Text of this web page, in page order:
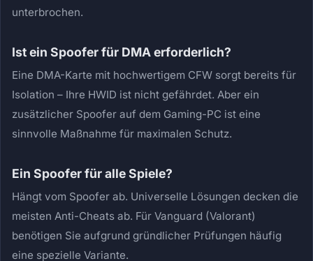
unterbrochen.
Ist ein Spoofer für DMA erforderlich?
Eine DMA-Karte mit hochwertigem CFW sorgt bereits für
Isolation – Ihre HWID ist nicht gefährdet. Aber ein
zusätzlicher Spoofer auf dem Gaming-PC ist eine
sinnvolle Maßnahme für maximalen Schutz.
Ein Spoofer für alle Spiele?
Hängt vom Spoofer ab. Universelle Lösungen decken die
meisten Anti-Cheats ab. Für Vanguard (Valorant)
benötigen Sie aufgrund gründlicher Prüfungen häufig
eine spezielle Variante.